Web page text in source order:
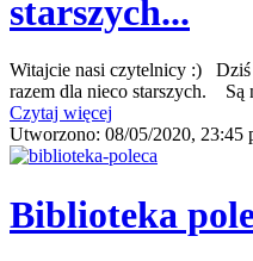
starszych...
Witajcie nasi czytelnicy :) Dziś
razem dla nieco starszych. Są
Czytaj więcej
Utworzono: 08/05/2020, 23:45
Biblioteka